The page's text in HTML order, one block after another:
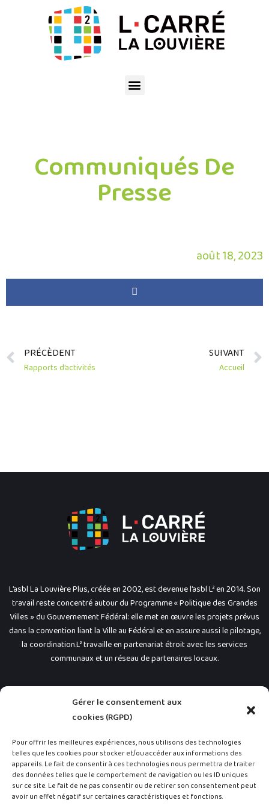
Gérer le consentement aux
cookies (RGPD)
Pour offrir les meilleures expériences, nous utilisons des technologies
telles que les cookies pour stocker et/ou accéder aux informations des
appareils. Le fait de consentir à ces technologies nous permettra de traiter
des données telles que le comportement de navigation ou les ID uniques
sur ce site. Le fait de ne pas consentir ou de retirer son consentement peut
avoir un effet négatif sur certaines caractéristiques et fonctions.
Communiqués De
Presse
août 18, 2023
PRÉCÈDENT
Rapports d’activités
SUIVANT
Accueil
L’asbl La Louvière Plus, créée en 2002, est devenue l’asbl L² en 2014. Son
travail reste concentré autour du Programme « Politique des Grandes
Villes » du Gouvernement Fédéral: elle met en œuvre les projets prévus
dans la convention liant la Ville au Fédéral et en assure aussi le pilotage,
la coordination.L² travaille en partenariat étroit avec les services
communaux et un réseau de partenaires locaux.
Liens rapides
Nos coordonnées